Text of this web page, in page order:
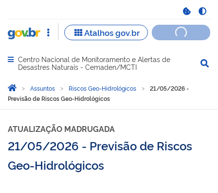
Abrir menu principal de navegação
Centro Nacional de Monitoramento e Alertas de
Desastres Naturais - Cemaden/MCTI
Você está aqui:
Página Inicial
Assuntos Riscos Geo-Hidrológicos
21/05/2026 -
Previsão de Riscos Geo-Hidrológicos
ATUALIZAÇÃO MADRUGADA
21/05/2026 - Previsão de Riscos
Geo-Hidrológicos